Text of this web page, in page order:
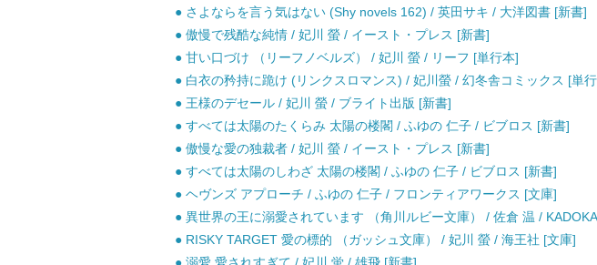
● さよならを言う気はない (Shy novels 162) / 英田サキ / 大洋図書 [新書]
● 傲慢で残酷な純情 / 妃川 螢 / イースト・プレス [新書]
● 甘い口づけ （リーフノベルズ） / 妃川 螢 / リーフ [単行本]
● 白衣の矜持に跪け (リンクスロマンス) / 妃川螢 / 幻冬舎コミックス [単
● 王様のデセール / 妃川 螢 / ブライト出版 [新書]
● すべては太陽のたくらみ 太陽の楼閣 / ふゆの 仁子 / ビブロス [新書]
● 傲慢な愛の独裁者 / 妃川 螢 / イースト・プレス [新書]
● すべては太陽のしわざ 太陽の楼閣 / ふゆの 仁子 / ビブロス [新書]
● ヘヴンズ アプローチ / ふゆの 仁子 / フロンティアワークス [文庫]
● 異世界の王に溺愛されています （角川ルビー文庫） / 佐倉 温 /
● RISKY TARGET 愛の標的 （ガッシュ文庫） / 妃川 螢 / 海王社 [文庫]